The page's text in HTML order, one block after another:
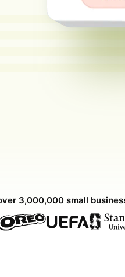
3,000,000 small